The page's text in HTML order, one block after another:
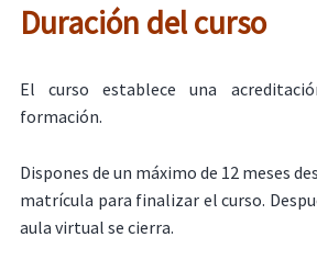
Duración del curso
El curso establece una
formación.
Dispones de un máximo de 12 meses
matrícula para finalizar el curso.
aula virtual se cierra.